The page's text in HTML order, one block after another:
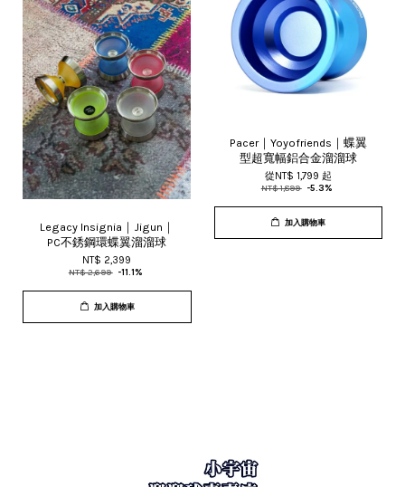
Legacy Insignia｜Jigun｜
PC不銹鋼環蝶翼溜溜球
NT$ 2,399
NT$ 2,699 -11.1%
加入購物車
Pacer｜Yoyofriends｜蝶翼
型超寬幅鋁合金溜溜球
從NT$ 1,799 起
NT$ 1,899 -5.3%
加入購物車